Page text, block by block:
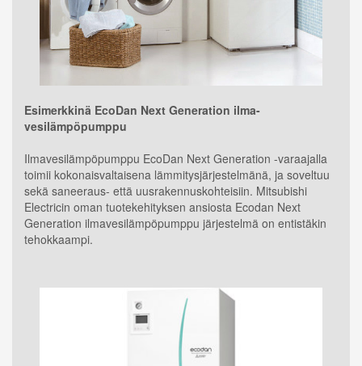
Esimerkkinä EcoDan Next Generation ilma-
vesilämpöpumppu
Ilmavesilämpöpumppu EcoDan Next Generation -varaajalla
toimii kokonaisvaltaisena lämmitysjärjestelmänä, ja soveltuu
sekä saneeraus- että uusrakennuskohteisiin. Mitsubishi
Electricin oman tuotekehityksen ansiosta Ecodan Next
Generation ilmavesilämpöpumppu järjestelmä on entistäkin
tehokkaampi.